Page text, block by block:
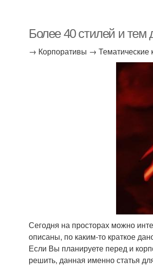
Более 40 стилей и тем
→ Корпоративы → Тематические
Сегодня на просторах можно
описаны, по каким-то краткое
Если Вы планируете перед и
решить, данная именно статья